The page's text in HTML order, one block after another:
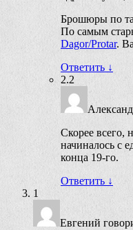
Брошюры по
По самым
Dagor/Protar.
Ответить ↓
2.2
Скорее всего,
начиналось с
конца 19-го.
Ответить ↓
1
Евгений